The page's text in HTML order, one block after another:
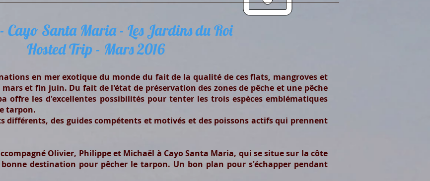
Cayo Santa Maria - Les Jardins du Roi
Hosted Trip - Mars 2016
en mer exotique du monde du fait de la qualité de ces flats, mangroves et
et fin juin. Du fait de l'état de préservation des zones de pêche et une pêche
offre les d'excellentes possibilités pour tenter les trois espèces emblématiques
tarpon.
différents, des guides compétents et motivés et des poissons actifs qui prennent
Olivier, Philippe et Michaël à Cayo Santa Maria, qui se situe sur la côte
destination pour pêcher le tarpon. Un bon plan pour s'échapper pendant